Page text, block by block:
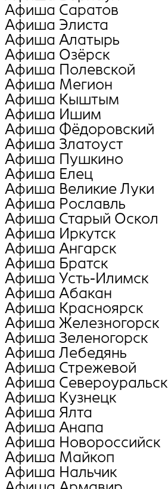
Афиша Саратов
Афиша Элиста
Афиша Алатырь
Афиша Озёрск
Афиша Полевской
Афиша Мегион
Афиша Кыштым
Афиша Ишим
Афиша Фёдоровский
Афиша Златоуст
Афиша Пушкино
Афиша Елец
Афиша Великие Луки
Афиша Рославль
Афиша Старый Оскол
Афиша Иркутск
Афиша Ангарск
Афиша Братск
Афиша Усть-Илимск
Афиша Абакан
Афиша Красноярск
Афиша Железногорск
Афиша Зеленогорск
Афиша Лебедянь
Афиша Стрежевой
Афиша Североуральск
Афиша Кузнецк
Афиша Ялта
Афиша Анапа
Афиша Новороссийск
Афиша Майкоп
Афиша Нальчик